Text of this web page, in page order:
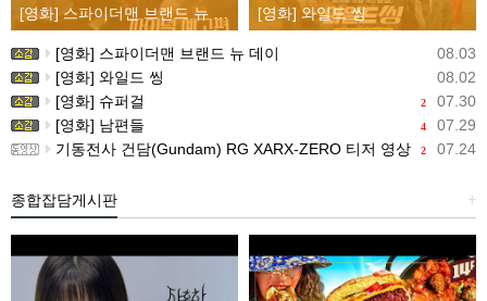
[영화] 와일드 씽
08.03
[영화] 스파이더맨 브랜드 뉴 데이
08.02
[영화] 와일드 씽
2 07.30
[영화] 슈퍼걸
4 07.29
[영화] 남편들
2 07.24
기동전사 건담(Gundam) RG XARX-ZERO 티저 영상
+
종합잡담게시판